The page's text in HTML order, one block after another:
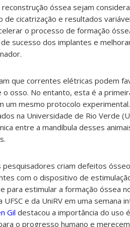
óssea sejam
cicatrização e resultados
o processo de formação
sucesso dos implantes e
que correntes elétricas podem
osso. No entanto, esta é a
um mesmo protocolo experimental.
na Universidade de Rio Verde
entre a mandíbula desses
criam defeitos
com o dispositivo de
para estimular a formação óssea
e da UniRV em uma semana
Gil destacou a importância do uso
o progresso humano e